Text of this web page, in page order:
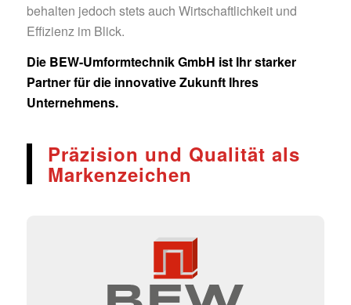
behalten jedoch stets auch Wirtschaftlichkeit und
Effizienz im Blick.
Die BEW-Umformtechnik GmbH ist Ihr starker
Partner für die innovative Zukunft Ihres
Unternehmens.
Präzision und Qualität als
Markenzeichen